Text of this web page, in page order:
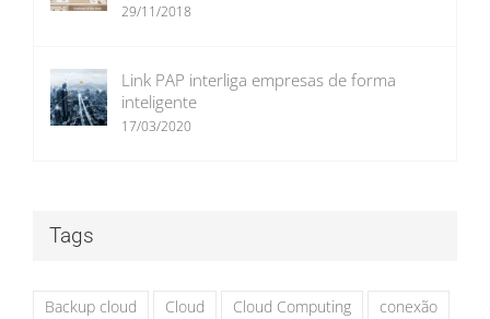
29/11/2018
Link PAP interliga empresas de forma
inteligente
17/03/2020
Tags
Backup cloud Cloud Cloud Computing
conexão